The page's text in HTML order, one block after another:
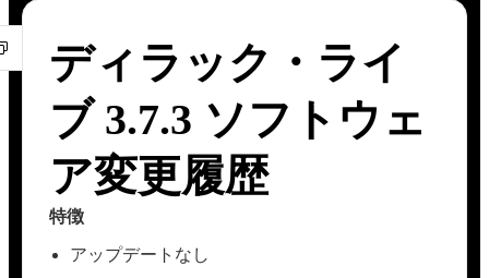
ディラック・ライ
ブ 3.7.3 ソフトウェ
ア変更履歴
特徴
アップデートなし